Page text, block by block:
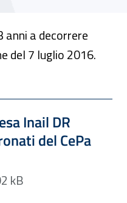
a decorrere
del 7 luglio 2016.
Inail DR
del CePa
114.92 kB
kB